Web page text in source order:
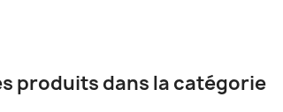
produits dans la catégorie